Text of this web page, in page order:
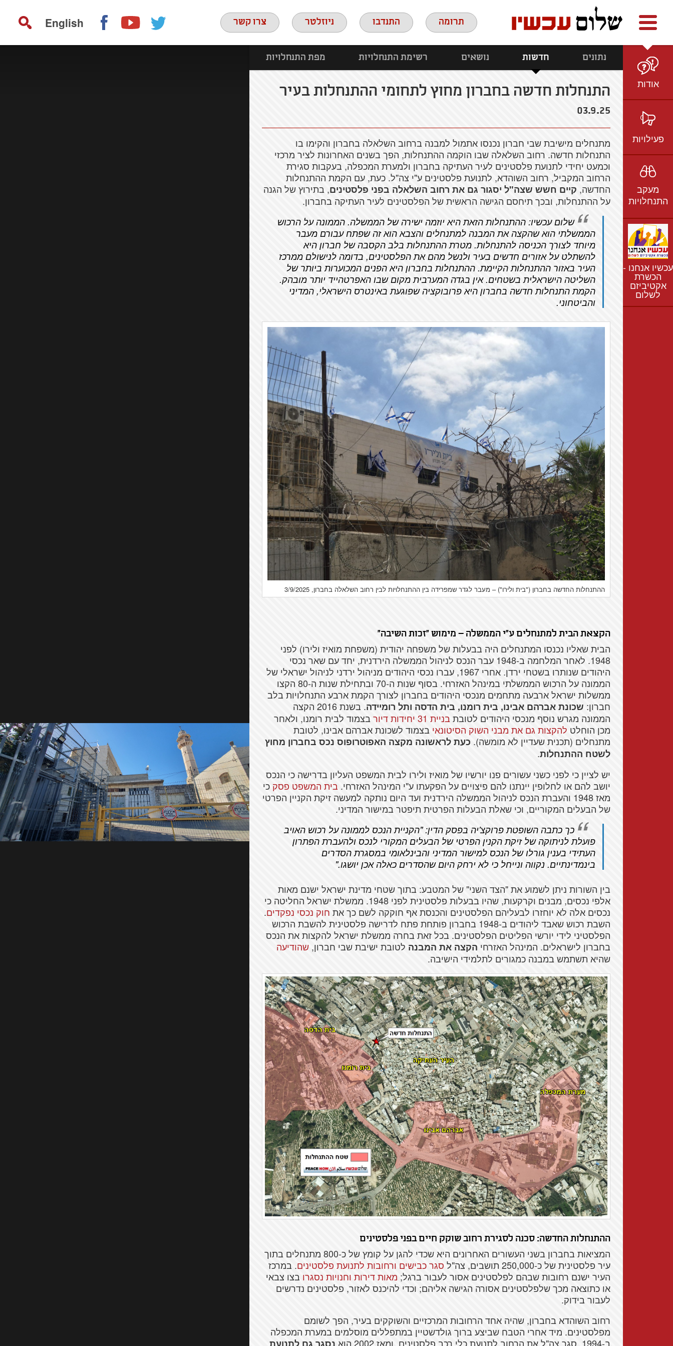
תרומה התנדבו ניוזלטר צרו קשר English Facebookyoutube twitter
אודות
הצוות
חזון ועמדות
אמיל גרינצווייג
שקיפות
פעילויות
ברשת
בתקשורת
וידאו
מעקב
התנחלויות
נתונים
חדשות
נושאים
רשימת התנחלויות
מפת התנחלויות
עכשיו אנחנו -
הכשרת
אקטיביזם
לשלום
נתונים חדשות נושאים רשימת התנחלויות מפת התנחלויות
התנחלות חדשה בחברון מחוץ לתחומי ההתנחלות בעיר
03.9.25
מתנחלים מישיבת שבי חברון נכנסו אתמול למבנה ברחוב השלאלה בחברון והקימו בו
התנחלות חדשה. רחוב השלאלה שבו הוקמה ההתנחלות, הפך בשנים האחרונות לציר מרכזי
וכמעט יחידי לתנועת פלסטינים לעיר העתיקה בחברון ולמערת המכפלה, בעקבות סגירת
הרחוב המקביל, רחוב השוהדא, לתנועת פלסטינים ע"י צה"ל. כעת, עם הקמת ההתנחלות
החדשה, קיים חשש שצה"ל יסגור גם את רחוב השלאלה בפני פלסטינים, בתירוץ של הגנה
על ההתנחלות, ובכך תיחסם הגישה הראשית של הפלסטינים לעיר העתיקה בחברון.
שלום עכשיו: ההתנחלות הזאת היא יוזמה ישירה של הממשלה. הממונה על הרכוש
הממשלתי הוא שהקצה את המבנה למתנחלים והצבא הוא זה שפתח עבורם מעבר
מיוחד לצורך הכניסה להתנחלות. מטרת ההתנחלות בלב הקסבה של חברון היא
להשתלט על אזורים חדשים בעיר ולנשל מהם את הפלסטינים, בדומה לנישולם ממרכז
העיר באזור ההתנחלות הקיימת. ההתנחלות בחברון היא הפנים המכוערות ביותר של
השליטה הישראלית בשטחים. אין בגדה המערבית מקום שבו האפרטהייד יותר מובהק.
הקמת התנחלות חדשה בחברון היא פרובוקציה שפוגעת באינטרס הישראלי, המדיני
והביטחוני.
ההתנחלות החדשה בחברון ("בית ולירו") – מעבר לגדר שמפרידה בין ההתנחלויות לבין רחוב השלאלה בחברון, 3/9/2025
הקצאת הבית למתנחלים ע"י הממשלה – מימוש "זכות השיבה"
הבית שאליו נכנסו המתנחלים היה בבעלות של משפחה יהודית (משפחת מואיז ולירו) לפני
1948. לאחר המלחמה ב-1948 עבר הנכס לניהול הממשלה הירדנית, יחד עם שאר נכסי
היהודים שנותרו בשטחי ירדן. אחרי 1967, עברו נכסי היהודים מניהול ירדני לניהול ישראלי של
הממונה על הרכוש הממשלתי במינהל האזרחי. בסוף שנות ה-70 ובתחילת שנות ה-80 הקצו
ממשלות ישראל ארבעה מתחמים מנכסי היהודים בחברון לצורך הקמת ארבע התנחלויות בלב
חברון: שכונת אברהם אבינו, בית רומנו, בית הדסה ותל רומיידה
. בשנת 2016 הקצה
הממונה מגרש נוסף מנכסי היהודים לטובת בניית 31 יחידות דיור
בצמוד לבית רומנו, ולאחר
מכן הוחלט להקצות גם את מבני השוק הסיטונאי בצמוד לשכונת אברהם אבינו, לטובת
מתנחלים (תכנית שעדיין לא מומשה). כעת לראשונה מקצה האפוטרופוס נכס בחברון מחוץ
לשטח ההתנחלות.
יש לציין כי לפני כשני עשורים פנו יורשיו של מואיז ולירו לבית המשפט העליון בדרישה כי הנכס
יושב להם או לחלופין יינתנו להם פיצויים על הפקעתו ע"י המינהל האזרחי. בית המשפט פסק כי
מאז 1948 והעברת הנכס לניהול הממשלה הירדנית ועד היום נותקה למעשה זיקת הקניין הפרטי
של הבעלים המקוריים, וכי שאלת הבעלות הפרטית תיפטר במישור המדיני.
כך כתבה השופטת פרוקצ'יה בפסק הדין: "הקניית הנכס לממונה על רכוש האויב
פועלת לניתוקה של זיקת הקנין הפרטי של הבעלים המקורי לנכס ולהעברת הפתרון
העתידי בענין גורלו של הנכס למישור המדיני והבינלאומי במסגרת הסדרים
בינמדינתיים. נקווה ונייחל כי לא ירחק היום שהסדרים כאלה אכן יושגו."
בין השורות ניתן לשמוע את "הצד השני" של המטבע: בתוך שטחי מדינת ישראל ישנם מאות
אלפי נכסים, מבנים וקרקעות, שהיו בבעלות פלסטינית לפני 1948. ממשלת ישראל החליטה כי
נכסים אלה לא יוחזרו לבעליהם הפלסטינים והכנסת אף חוקקה לשם כך את חוק נכסי נפקדים.
השבת רכוש שאבד ליהודים ב-1948 בחברון פותחת פתח לדרישה פלסטינית להשבת הרכוש
הפלסטיני לידי יורשי הפליטים הפלסטינים. בכל זאת בחרה ממשלת ישראל להקצות את הנכס
בחברון לישראלים. המינהל האזרחי הקצה את המבנה לטובת ישיבת שבי חברון, שהודיעה
שהיא תשתמש במבנה כמגורים לתלמידי הישיבה.
ההתנחלות החדשה: סכנה לסגירת רחוב שוקק חיים בפני פלסטינים
המציאות בחברון בשני העשורים האחרונים היא שכדי להגן על קומץ של כ-800 מתנחלים בתוך
עיר פלסטינית של כ-250,000 תושבים, צה"ל
סגר כבישים ורחובות לתנועת פלסטינים. במרכז
העיר ישנם רחובות שבהם לפלסטינים אסור לעבור ברגל; מאות דירות וחנויות נסגרו בצו צבאי
או כתוצאה מכך שלפלסטינים אסורה הגישה אליהם; וכדי להיכנס לאזור, פלסטינים נדרשים
לעבור בידוק.
רחוב השוהדא בחברון, שהיה אחד הרחובות המרכזיים והשוקקים בעיר, הפך לשומם
מפלסטינים. מיד אחרי הטבח שביצע ברוך גולדשטיין במתפללים מוסלמים במערת המכפלה
ב-1994, סגר צה"ל את הרחוב לתנועת כלי רכב פלסטינים, ומאז 2002 הוא
נסגר גם לתנועת